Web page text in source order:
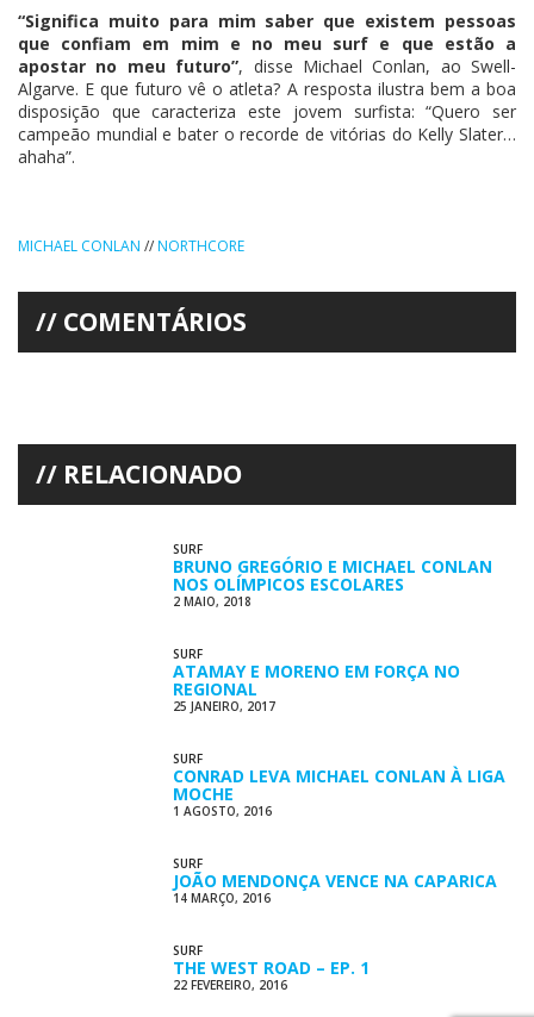
“Significa muito para mim saber que existem pessoas
que confiam em mim e no meu surf e que estão a
apostar no meu futuro”, disse Michael Conlan, ao Swell-
Algarve. E que futuro vê o atleta? A resposta ilustra bem a boa
disposição que caracteriza este jovem surfista: “Quero ser
campeão mundial e bater o recorde de vitórias do Kelly Slater…
ahaha”.
MICHAEL CONLAN //NORTHCORE
COMENTÁRIOS
RELACIONADO
SURF
BRUNO GREGÓRIO E MICHAEL CONLAN
NOS OLÍMPICOS ESCOLARES
2 MAIO, 2018
SURF
ATAMAY E MORENO EM FORÇA NO
REGIONAL
25 JANEIRO, 2017
SURF
CONRAD LEVA MICHAEL CONLAN À LIGA
MOCHE
1 AGOSTO, 2016
SURF
JOÃO MENDONÇA VENCE NA CAPARICA
14 MARÇO, 2016
SURF
THE WEST ROAD – EP. 1
22 FEVEREIRO, 2016